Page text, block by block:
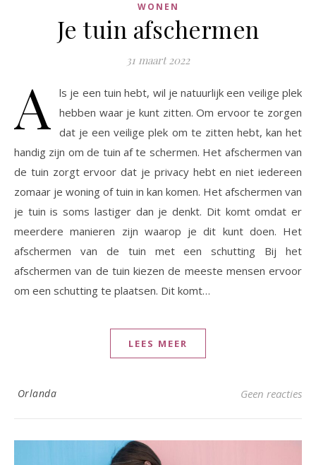
WONEN
Je tuin afschermen
31 maart 2022
A
ls je een tuin hebt, wil je natuurlijk een veilige plek
hebben waar je kunt zitten. Om ervoor te zorgen
dat je een veilige plek om te zitten hebt, kan het
handig zijn om de tuin af te schermen. Het afschermen van
de tuin zorgt ervoor dat je privacy hebt en niet iedereen
zomaar je woning of tuin in kan komen. Het afschermen van
je tuin is soms lastiger dan je denkt. Dit komt omdat er
meerdere manieren zijn waarop je dit kunt doen. Het
afschermen van de tuin met een schutting Bij het
afschermen van de tuin kiezen de meeste mensen ervoor
om een schutting te plaatsen. Dit komt…
LEES MEER
Orlanda Geen reacties